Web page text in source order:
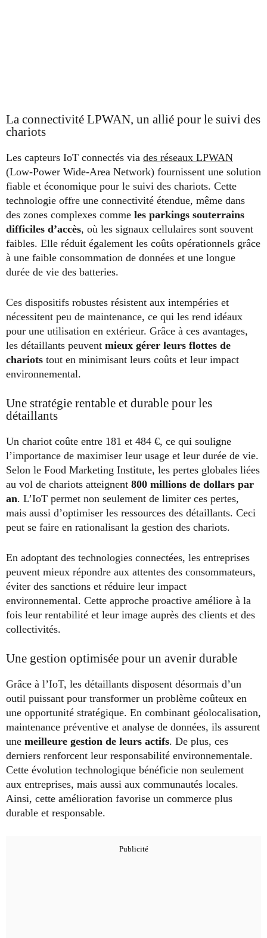
La connectivité LPWAN, un allié pour le suivi des
chariots
Les capteurs IoT connectés via des réseaux LPWAN
(Low-Power Wide-Area Network) fournissent une solution
fiable et économique pour le suivi des chariots. Cette
technologie offre une connectivité étendue, même dans
des zones complexes comme les parkings souterrains
difficiles d’accès, où les signaux cellulaires sont souvent
faibles. Elle réduit également les coûts opérationnels grâce
à une faible consommation de données et une longue
durée de vie des batteries.
Ces dispositifs robustes résistent aux intempéries et
nécessitent peu de maintenance, ce qui les rend idéaux
pour une utilisation en extérieur. Grâce à ces avantages,
les détaillants peuvent mieux gérer leurs flottes de
chariots tout en minimisant leurs coûts et leur impact
environnemental.
Une stratégie rentable et durable pour les
détaillants
Un chariot coûte entre 181 et 484 €, ce qui souligne
l’importance de maximiser leur usage et leur durée de vie.
Selon le Food Marketing Institute, les pertes globales liées
au vol de chariots atteignent 800 millions de dollars par
an. L’IoT permet non seulement de limiter ces pertes,
mais aussi d’optimiser les ressources des détaillants. Ceci
peut se faire en rationalisant la gestion des chariots.
En adoptant des technologies connectées, les entreprises
peuvent mieux répondre aux attentes des consommateurs,
éviter des sanctions et réduire leur impact
environnemental. Cette approche proactive améliore à la
fois leur rentabilité et leur image auprès des clients et des
collectivités.
Une gestion optimisée pour un avenir durable
Grâce à l’IoT, les détaillants disposent désormais d’un
outil puissant pour transformer un problème coûteux en
une opportunité stratégique. En combinant géolocalisation,
maintenance préventive et analyse de données, ils assurent
une meilleure gestion de leurs actifs. De plus, ces
derniers renforcent leur responsabilité environnementale.
Cette évolution technologique bénéficie non seulement
aux entreprises, mais aussi aux communautés locales.
Ainsi, cette amélioration favorise un commerce plus
durable et responsable.